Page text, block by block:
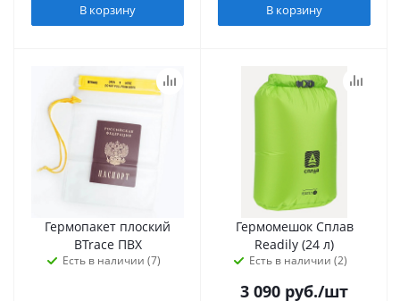
В корзину В корзину
Гермопакет плоский
BTrace ПВХ
Есть в наличии (7)
Гермомешок Сплав
Readily (24 л)
Есть в наличии (2)
3 090 руб./шт